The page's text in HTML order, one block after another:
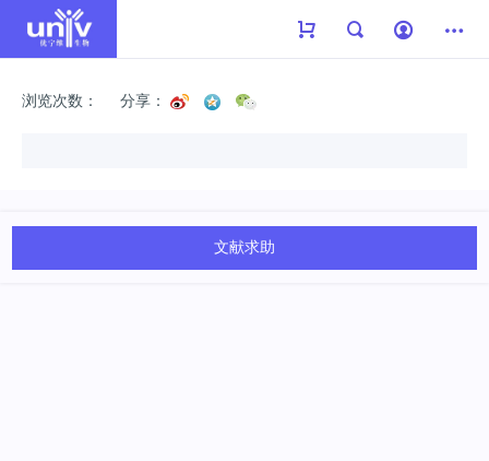
浏览次数： 分享：
文献求助